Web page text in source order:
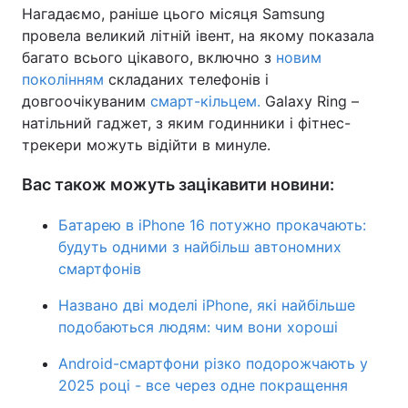
Нагадаємо, раніше цього місяця Samsung
провела великий літній івент, на якому показала
багато всього цікавого, включно з новим
поколінням складаних телефонів і
довгоочікуваним смарт-кільцем. Galaxy Ring –
натільний гаджет, з яким годинники і фітнес-
трекери можуть відійти в минуле.
Вас також можуть зацікавити новини:
Батарею в iPhone 16 потужно прокачають:
будуть одними з найбільш автономних
смартфонів
Названо дві моделі iPhone, які найбільше
подобаються людям: чим вони хороші
Android-смартфони різко подорожчають у
2025 році - все через одне покращення